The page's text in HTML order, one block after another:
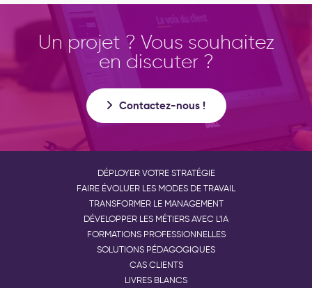
Un projet ? Vous souhaitez
en discuter ?
Contactez-nous !
DÉPLOYER VOTRE STRATÉGIE
FAIRE ÉVOLUER LES MODES DE TRAVAIL
TRANSFORMER LE MANAGEMENT
DÉVELOPPER LES MÉTIERS AVEC L'IA
FORMATIONS PROFESSIONNELLES
SOLUTIONS PÉDAGOGIQUES
CAS CLIENTS
LIVRES BLANCS